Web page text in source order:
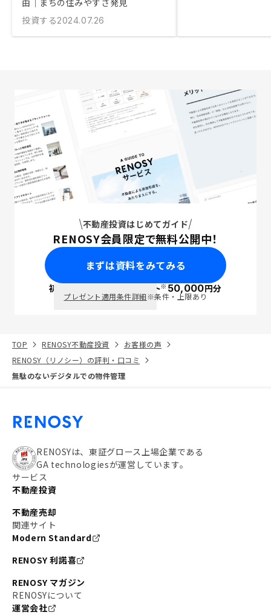
由｜まちの住みやすさ発見
投資する2024.07.26
不動産投資はじめてガイド
RENOSY会員限定で無料公開中！
まずは資料をみてみる
初回面談で ポイント※50,000円分
プレゼント適用条件詳細※条件・上限あり
TOP RENOSY不動産投資
お客様の声
RENOSY（リノシー）の評判・口コミ
無駄のないデジタルでの物件管理
RENOSYは、東証グロース上場企業である
GA technologiesが運営しています。
サービス
不動産投資
不動産売却
関連サイト
Modern Standard
RENOSY 利諾喜
RENOSY マガジン
RENOSYについて
運営会社